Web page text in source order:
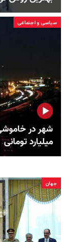
سیاسی و اجتماعی
شهر در
میلیارد تومانی
جهان